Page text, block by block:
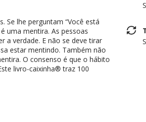
lhe perguntam “Você está
uma mentira. As pessoas
a verdade. E não se deve tirar
estar mentindo. Também não
O consenso é que o hábito
livro-caixinha® traz 100